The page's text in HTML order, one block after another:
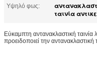
Υψηλό φως:
ταινία
Εύκαμπτη αντανακλαστική
προειδοποιεί την